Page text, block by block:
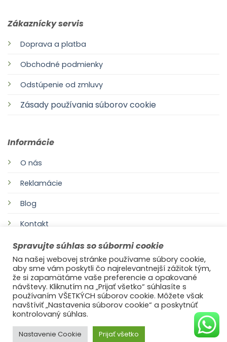
Zákaznícky servis
Doprava a platba
Obchodné podmienky
Odstúpenie od zmluvy
Zásady používania súborov cookie
Informácie
O nás
Reklamácie
Blog
Kontakt
©2021Ufonaut - Webcreation
Spravujte súhlas so súbormi cookie
Na našej webovej stránke používame súbory cookie,
aby sme vám poskytli čo najrelevantnejší zážitok tým,
že si zapamätáme vaše preferencie a opakované
návštevy. Kliknutím na „Prijať všetko“ súhlasíte s
používaním VŠETKÝCH súborov cookie. Môžete však
navštíviť „Nastavenia súborov cookie“ a poskytnúť
kontrolovaný súhlas.
Nastavenie Cookie Prijať všetko